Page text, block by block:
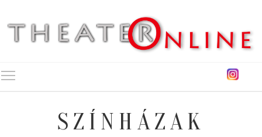
SZÍNHÁZAK